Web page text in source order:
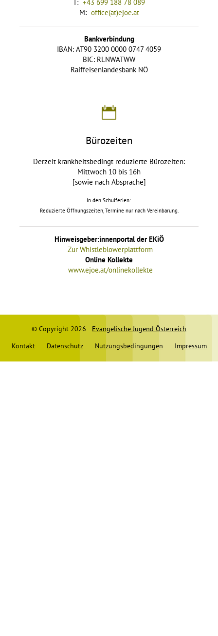
T: +43 699 188 78 089
M: office(at)ejoe.at
Bankverbindung
IBAN: AT90 3200 0000 0747 4059
BIC: RLNWATWW
Raiffeisenlandesbank NÖ
Bürozeiten
Derzeit krankheitsbedingt reduzierte Bürozeiten:
Mittwoch 10 bis 16h
[sowie nach Absprache]
In den Schulferien:
Reduzierte Öffnungszeiten, Termine nur nach Vereinbarung.
Hinweisgeber:innenportal der EKiÖ
Zur Whistleblowerplattform
Online Kollekte
www.ejoe.at/onlinekollekte
© Copyright 2026 Evangelische Jugend Österreich
Kontakt Datenschutz Nutzungsbedingungen Impressum